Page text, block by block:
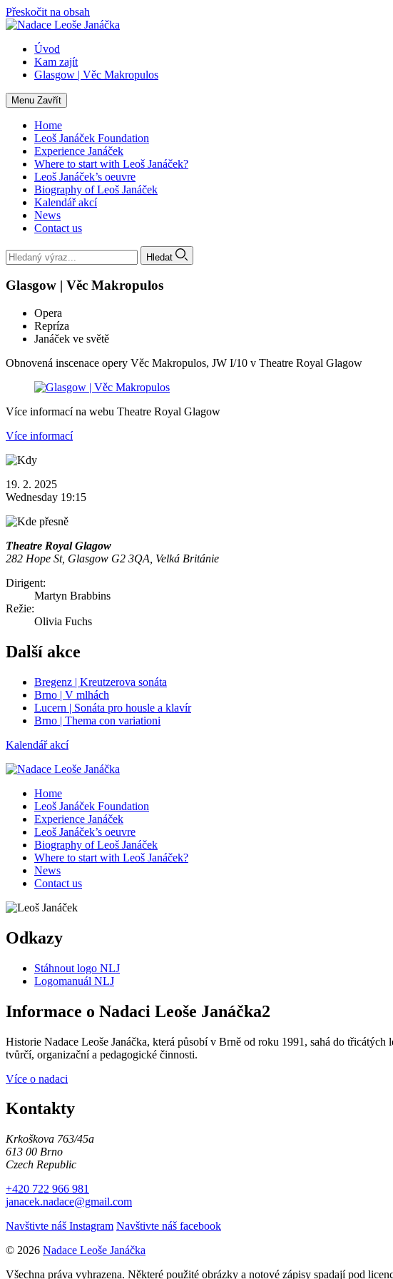
Přeskočit na obsah
Úvod
Kam zajít
Glasgow | Věc Makropulos
Menu Zavřít
Home
Leoš Janáček Foundation
Experience Janáček
Where to start with Leoš Janáček?
Leoš Janáček’s oeuvre
Biography of Leoš Janáček
Kalendář akcí
News
Contact us
Hledat
Glasgow | Věc Makropulos
Opera
Repríza
Janáček ve světě
Obnovená inscenace opery Věc Makropulos, JW I/10 v Theatre Royal Glagow
Více informací na webu Theatre Royal Glagow
Více informací
19. 2. 2025
Wednesday 19:15
Theatre Royal Glagow
282 Hope St, Glasgow G2 3QA, Velká Británie
Dirigent:
Martyn Brabbins
Režie:
Olivia Fuchs
Další akce
Bregenz | Kreutzerova sonáta
Brno | V mlhách
Lucern | Sonáta pro housle a klavír
Brno | Thema con variationi
Kalendář akcí
Home
Leoš Janáček Foundation
Experience Janáček
Leoš Janáček’s oeuvre
Biography of Leoš Janáček
Where to start with Leoš Janáček?
News
Contact us
Odkazy
Stáhnout logo NLJ
Logomanuál NLJ
Informace o Nadaci Leoše Janáčka2
Historie Nadace Leoše Janáčka, která působí v Brně od roku 1991, sahá do
tvůrčí, organizační a pedagogické činnosti.
Více o nadaci
Kontakty
Krkoškova 763/45a
613 00 Brno
Czech Republic
+420 722 966 981
janacek.nadace@gmail.com
Navštivte náš Instagram Navštivte náš facebook
© 2026 Nadace Leoše Janáčka
Všechna práva vyhrazena. Některé použité obrázky a notové zápisy spadají pod